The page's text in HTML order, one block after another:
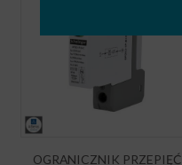
OGRANICZNIK PRZEPIĘĆ